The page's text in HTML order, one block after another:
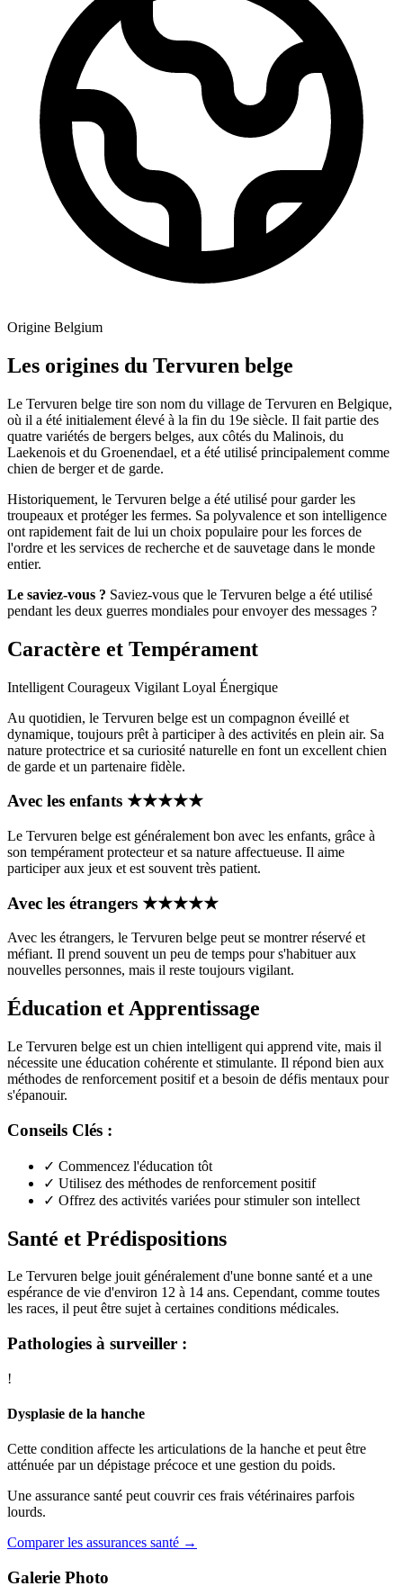
Origine Belgium
Les origines du Tervuren belge
Le Tervuren belge tire son nom du village de Tervuren en Belgique,
où il a été initialement élevé à la fin du 19e siècle. Il fait partie des
quatre variétés de bergers belges, aux côtés du Malinois, du
Laekenois et du Groenendael, et a été utilisé principalement comme
chien de berger et de garde.
Historiquement, le Tervuren belge a été utilisé pour garder les
troupeaux et protéger les fermes. Sa polyvalence et son intelligence
ont rapidement fait de lui un choix populaire pour les forces de
l'ordre et les services de recherche et de sauvetage dans le monde
entier.
Le saviez-vous ? Saviez-vous que le Tervuren belge a été utilisé
pendant les deux guerres mondiales pour envoyer des messages ?
Caractère et Tempérament
Intelligent Courageux Vigilant Loyal Énergique
Au quotidien, le Tervuren belge est un compagnon éveillé et
dynamique, toujours prêt à participer à des activités en plein air. Sa
nature protectrice et sa curiosité naturelle en font un excellent chien
de garde et un partenaire fidèle.
Avec les enfants ★★★★★
Le Tervuren belge est généralement bon avec les enfants, grâce à
son tempérament protecteur et sa nature affectueuse. Il aime
participer aux jeux et est souvent très patient.
Avec les étrangers ★★★★★
Avec les étrangers, le Tervuren belge peut se montrer réservé et
méfiant. Il prend souvent un peu de temps pour s'habituer aux
nouvelles personnes, mais il reste toujours vigilant.
Éducation et Apprentissage
Le Tervuren belge est un chien intelligent qui apprend vite, mais il
nécessite une éducation cohérente et stimulante. Il répond bien aux
méthodes de renforcement positif et a besoin de défis mentaux pour
s'épanouir.
Conseils Clés :
✓ Commencez l'éducation tôt
✓ Utilisez des méthodes de renforcement positif
✓ Offrez des activités variées pour stimuler son intellect
Santé et Prédispositions
Le Tervuren belge jouit généralement d'une bonne santé et a une
espérance de vie d'environ 12 à 14 ans. Cependant, comme toutes
les races, il peut être sujet à certaines conditions médicales.
Pathologies à surveiller :
!
Dysplasie de la hanche
Cette condition affecte les articulations de la hanche et peut être
atténuée par un dépistage précoce et une gestion du poids.
Une assurance santé peut couvrir ces frais vétérinaires parfois
lourds.
Comparer les assurances santé →
Galerie Photo